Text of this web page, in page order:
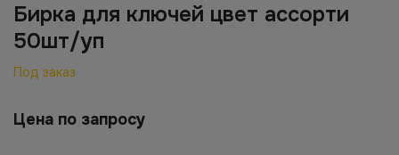
Бирка для ключей цвет ассорти
50шт/уп
Под заказ
Цена по запросу